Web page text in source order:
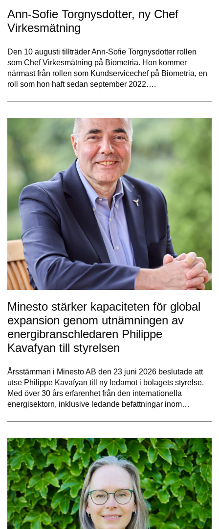
Ann-Sofie Torgnysdotter, ny Chef
Virkesmätning
Den 10 augusti tillträder Ann-Sofie Torgnysdotter rollen
som Chef Virkesmätning på Biometria. Hon kommer
närmast från rollen som Kundservicechef på Biometria, en
roll som hon haft sedan september 2022….
Minesto stärker kapaciteten för global
expansion genom utnämningen av
energibranschledaren Philippe
Kavafyan till styrelsen
Årsstämman i Minesto AB den 23 juni 2026 beslutade att
utse Philippe Kavafyan till ny ledamot i bolagets styrelse.
Med över 30 års erfarenhet från den internationella
energisektorn, inklusive ledande befattningar inom…